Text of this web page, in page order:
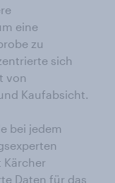
eine
zu
sich
von
Kaufabsicht.
bei jedem
Daten für das